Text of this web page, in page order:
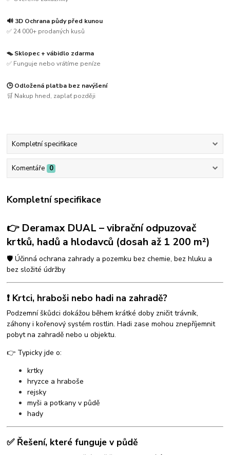
🔊 3D Ochrana půdy před kunou
✅ 24 000+ prodaných kusů
🪤 Sklopec + vábidlo zdarma
✅ Funguje nebo vrátíme peníze
🕒 Odložená platba bez navýšení
🛒 Nakup hned, zaplať později
Kompletní specifikace
Komentáře 0
Kompletní specifikace
👉 Deramax DUAL – vibrační odpuzovač
krtků, hadů a hlodavců (dosah až 1 200 m²)
🛡️ Účinná ochrana zahrady a pozemku bez chemie, bez hluku a
bez složité údržby
❗ Krtci, hraboši nebo hadi na zahradě?
Podzemní škůdci dokážou během krátké doby zničit trávník,
záhony i kořenový systém rostlin. Hadi zase mohou znepříjemnit
pobyt na zahradě nebo u objektu.
👉 Typicky jde o:
krtky
hryzce a hraboše
rejsky
myši a potkany v půdě
hady
✅ Řešení, které funguje v půdě